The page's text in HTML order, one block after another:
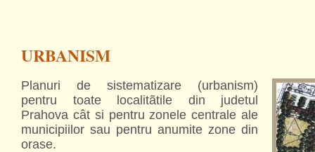
URBANISM
Planuri de sistematizare (urbanism)
pentru toate localitãtile din judetul
Prahova cât si pentru zonele centrale ale
municipiilor sau pentru anumite zone din
orase.